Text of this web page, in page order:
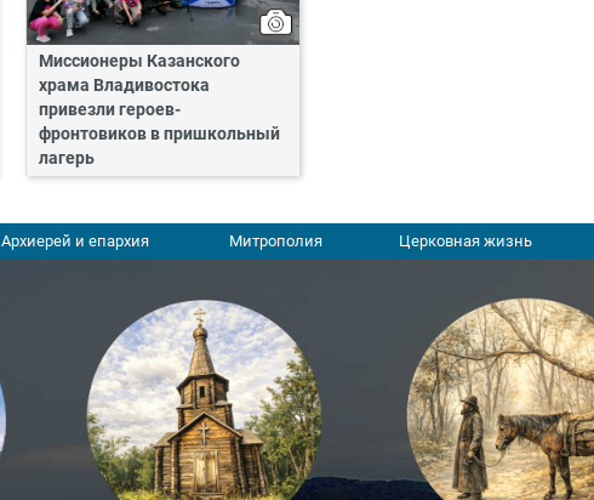
Миссионеры Казанского
храма Владивостока
привезли героев-
фронтовиков в пришкольный
лагерь
Архиерей и епархия Митрополия Церковная жизнь